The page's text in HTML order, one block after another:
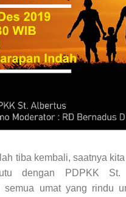
tiba kembali, saatnya
dengan PDPKK St.
semua umat yang rindu